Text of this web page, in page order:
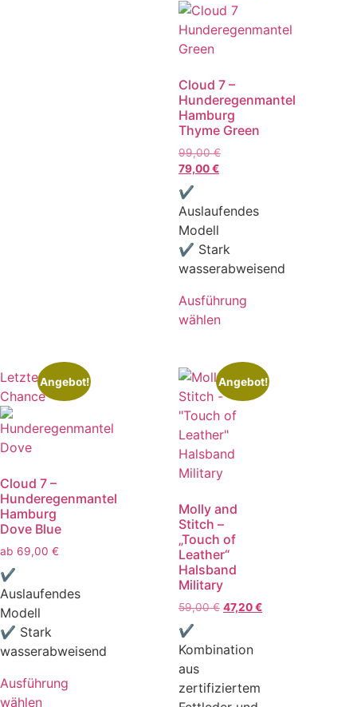
Cloud 7 –
Hunderegenmantel
Hamburg
Thyme Green
99,00€
79,00€
✔
Auslaufendes
Modell
✔ Stark
wasserabweisend
Ausführung
wählen
Letzte
Chance
Angebot!
Cloud 7 –
Hunderegenmantel
Hamburg
Dove Blue
ab 69,00 €
✔
Auslaufendes
Modell
✔ Stark
wasserabweisend
Ausführung
wählen
Angebot!
Molly and
Stitch –
„Touch of
Leather“
Halsband
Military
59,00€ 47,20€
✔
Kombination
aus
zertifiziertem